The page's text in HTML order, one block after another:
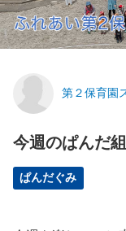
第２保育園
今週のぱんだ
ぱんだぐみ